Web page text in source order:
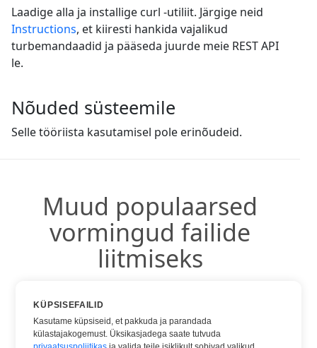
Laadige alla ja installige curl -utiliit. Järgige neid
Instructions, et kiiresti hankida vajalikud
turbemandaadid ja pääseda juurde meie REST API
le.
Nõuded süsteemile
Selle tööriista kasutamisel pole erinõudeid.
Muud populaarsed
vormingud failide
liitmiseks
Võite kasutada ka muid populaarseid vorminguid:
KÜPSISEFAILID
Kasutame küpsiseid, et pakkuda ja parandada
külastajakogemust. Üksikasjadega saate tutvuda